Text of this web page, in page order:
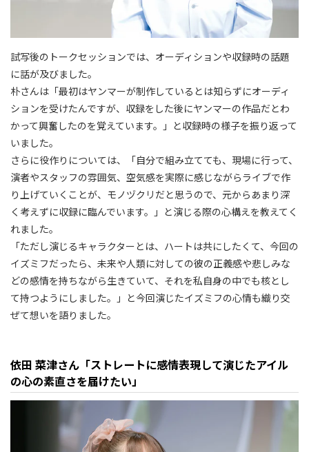
試写後のトークセッションでは、オーディションや収録時の話題
に話が及びました。
朴さんは「最初はヤンマーが制作しているとは知らずにオーディ
ションを受けたんですが、収録をした後にヤンマーの作品だとわ
かって興奮したのを覚えています。」と収録時の様子を振り返って
いました。
さらに役作りについては、「自分で組み立てても、現場に行って、
演者やスタッフの雰囲気、空気感を実際に感じながらライブで作
り上げていくことが、モノヅクリだと思うので、元からあまり深
く考えずに収録に臨んでいます。」と演じる際の心構えを教えてく
れました。
「ただし演じるキャラクターとは、ハートは共にしたくて、今回の
イズミフだったら、未来や人類に対しての彼の正義感や悲しみな
どの感情を持ちながら生きていて、それを私自身の中でも核とし
て持つようにしました。」と今回演じたイズミフの心情も織り交
ぜて想いを語りました。
依田 菜津さん「ストレートに感情表現して演じたアイル
の心の素直さを届けたい」